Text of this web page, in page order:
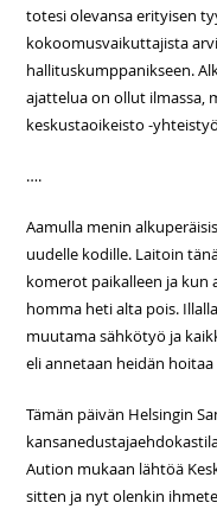
totesi olevansa erityisen
kokoomusvaikuttajista
hallituskumppanikseen.
ajattelua on ollut
keskustaoikeisto -
….
Aamulla menin
uudelle kodille. Laitoin
komerot paikalleen ja kun
homma heti alta pois.
muutama sähkötyö ja
eli annetaan heidän hoitaa
Tämän päivän Helsingin
Aution mukaan lähtöä
sitten ja nyt olenkin